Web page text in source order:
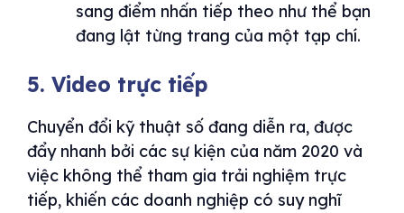
sang điểm nhấn tiếp theo như thể bạn
đang lật từng trang của một tạp chí.
5. Video trực tiếp
Chuyển đổi kỹ thuật số đang diễn ra, được
đẩy nhanh bởi các sự kiện của năm 2020 và
việc không thể tham gia trải nghiệm trực
tiếp, khiến các doanh nghiệp có suy nghĩ